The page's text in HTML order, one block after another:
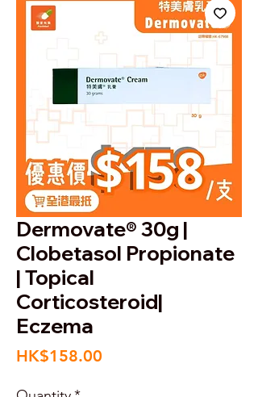
Dermovate® 30g |
Clobetasol Propionate
| Topical
Corticosteroid|
Eczema
HK$158.00